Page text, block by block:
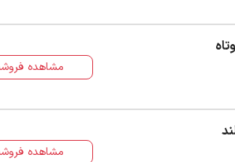
مشاهده
مشاهده